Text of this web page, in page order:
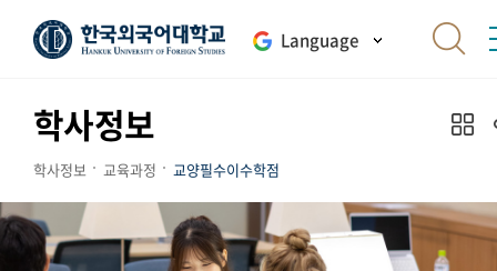
Language
학사정보
학사정보 교육과정 교양필수이수학점